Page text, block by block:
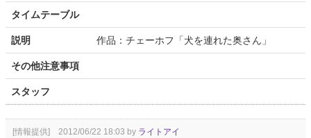
タイムテーブル
説明 作品：チェーホフ「犬を連れた奥さん」
その他注意事項
スタッフ
[情報提供] 2012/06/22 18:03 by ライトアイ